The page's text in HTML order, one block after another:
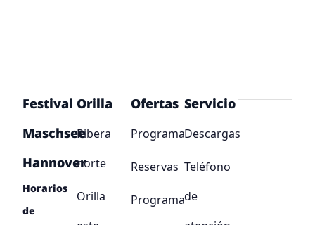
Festival
Maschsee
Hannover
Horarios
de
Orilla
Ribera
norte
Orilla
Ofertas
Programa
Reservas
Programa
Servicio
Descargas
Teléfono
de